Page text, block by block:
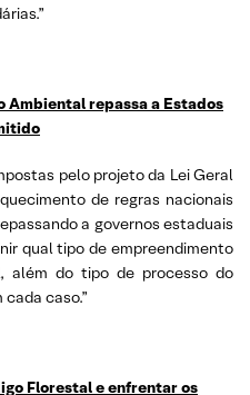
Ambiental repassa a Estados
pelo projeto da Lei Geral
de regras nacionais
a governos estaduais
qual tipo de empreendimento
além do tipo de processo do
caso.”
Florestal e enfrentar os